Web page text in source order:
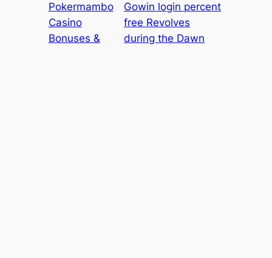
Pokermambo
Casino
Bonuses &
Gowin login percent
free Revolves
during the Dawn